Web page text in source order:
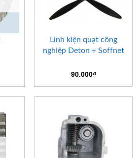
Linh kiện quạt công
nghiệp Deton + Soffnet
90.000₫